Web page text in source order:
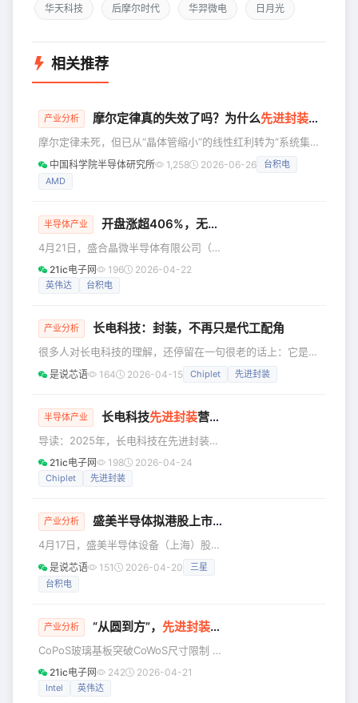
华天科技 后摩尔时代 华羿微电 日月光
相关推荐
产业分析 摩尔定律真的失效了吗？为什么先进封装成了新
摩尔定律未死，但已从“晶体管缩小”的线性红利转为“系统集
成”的复合竞争。AI时代，芯片性能瓶颈从算力转向数据搬运
与互联效率，先进封装成为连接GPU、HBM与Chiplet的关键
单说，就是芯片上的晶体管数量会周期性增加，芯片性能不断
提升，单位计算成本不断下降。这个规律支撑了 PC、智能手
中国科学院半导体研究所 1,258 2026-06-26
台积电
AMD
半导体产业 开盘涨超406%，无锡再添千亿IPO
4月21日，盛合晶微半导体有限公司（以
下简称“盛合晶微”）正式登陆上海证券交
易所科创板，开盘涨406.61%，总市值
创板企业；一个月后注册生效，最终落
统计，2024年度，盛合晶微是全球第十
大、境内第四大封测企业，其2022年度
球前十大企业
21ic电子网 196 2026-04-22
英伟达 台积电
产业分析 长电科技：封装，不再只是代工配角
很多人对长电科技的理解，还停留在一句很老的话上：它是一
家封测厂。 这句话不能说错，但已经远远不够了。 因为在今
天这个时间点，再把长电科技只看成一家“把芯片封起来、测
智能手机产业链。 长电科技真正值得重看的地方，不是它还
导体制造链条的末端工序，不再只是把前道做好的芯片收个
尾。 在 AI、
是说芯语 164 2026-04-15 Chiplet 先进封装
半导体产业 长电科技先进封装营收创270亿新高，技术平台化成果显现
导读：2025年，长电科技在先进封装领
域实现了一个里程碑：相关业务收入达
到约270亿元人民币，创下公司历史新
变化——随着高性能计算、人工智能与
选项”转变为“必选项”，成为提升芯片性
能、实现异构集成的核心路径。 1. 从技
术领先到平台交付 长电科技正将其高端
21ic电子网 198 2026-04-24
Chiplet 先进封装
产业分析 盛美半导体拟港股上市！
4月17日，盛美半导体设备（上海）股份
有限公司（盛美，688082.SH）公告筹
划发行H股并在香港联交所挂牌上市。
着分析下盛美在国产替代中的核心价
值、当前行业定位及与国际同行的竞争
态势。 | 盛美在半导体国产替代中的核
心作用 半导体设备是芯片制造的“工业母
机”，长期以来，全球高端半导体设备市
是说芯语 151 2026-04-20
三星
台积电
产业分析 “从圆到方”， 先进封装革命！
CoPoS玻璃基板突破CoWoS尺寸限制 随
着摩尔定律失效和产业的“More than
Moore”的技术路线发展，台积电的护城
21ic电子网 242 2026-04-21
Intel 英伟达